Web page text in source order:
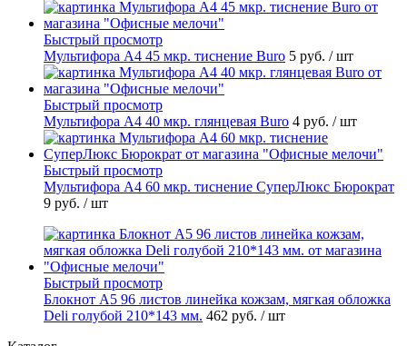
Быстрый просмотр
Мультифора А4 45 мкр. тиснение Buro 5 руб. / шт
Быстрый просмотр
Мультифора А4 40 мкр. глянцевая Buro 4 руб. / шт
Быстрый просмотр
Мультифора А4 60 мкр. тиснение СуперЛюкс Бюрократ
9 руб. / шт
Быстрый просмотр
Блокнот А5 96 листов линейка кожзам, мягкая обложка
Deli голубой 210*143 мм. 462 руб. / шт